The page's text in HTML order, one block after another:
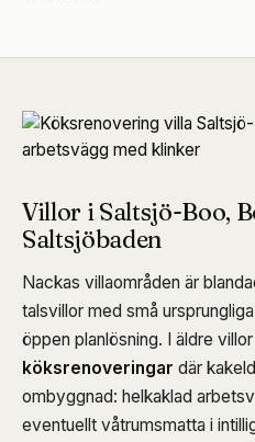
Villor i Saltsjö-Boo,
Saltsjöbaden
Nackas villaområden är
talsvillor med små
öppen planlösning. I äldre
köksrenoveringar där
ombyggnad: helkaklad
eventuellt våtrumsmatta i